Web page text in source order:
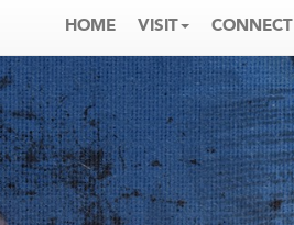
HOME VISIT CONNECT